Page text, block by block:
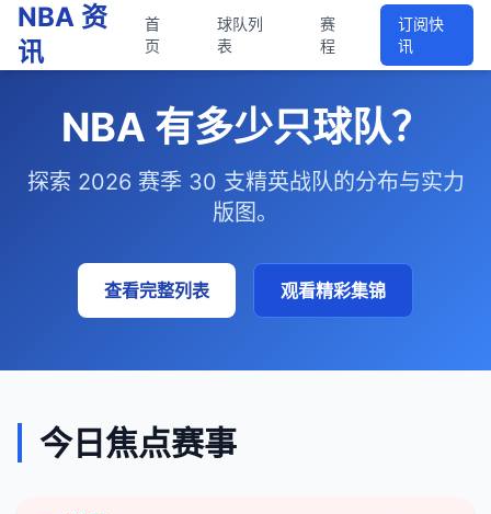
NBA 资
讯
首
页
球队列
表
赛
程
订阅快
讯
NBA 有多少只球队？
探索 2026 赛季 30 支精英战队的分布与实力
版图。
查看完整列表 观看精彩集锦
今日焦点赛事